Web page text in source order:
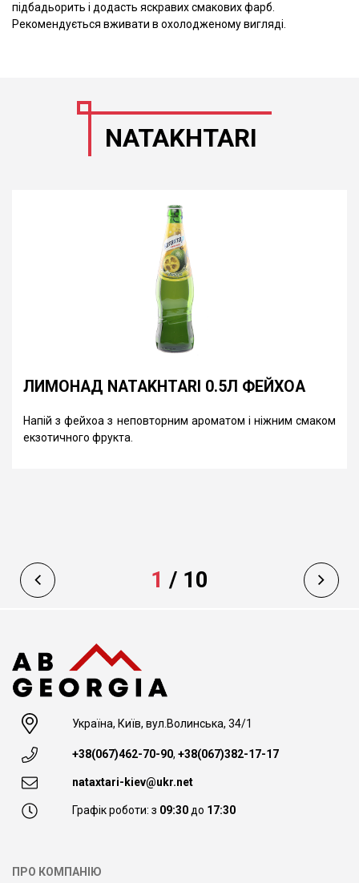
підбадьорить і додасть яскравих смакових фарб.
Рекомендується вживати в охолодженому вигляді.
NATAKHTARI
ЛИМОНАД NATAKHTARI 0.5Л ФЕЙХОА
Напій з фейхоа з неповторним ароматом і ніжним смаком
екзотичного фрукта.
1 / 10
Україна, Київ, вул.Волинська, 34/1
+38(067)462-70-90, +38(067)382-17-17
nataxtari-kiev@ukr.net
Графік роботи: з 09:30до 17:30
ПРО КОМПАНІЮ